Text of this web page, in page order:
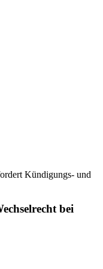
Kündigungs- und
bei